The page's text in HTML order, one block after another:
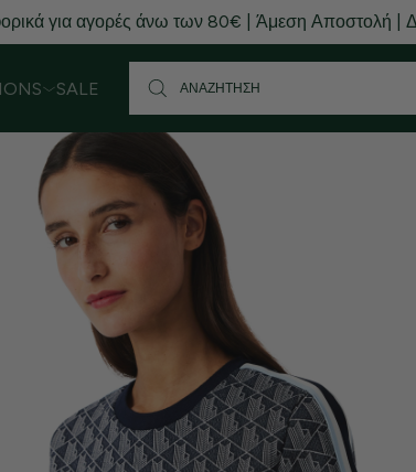
για αγορές άνω των 80€ | Άμεση Αποστολή |
SALE